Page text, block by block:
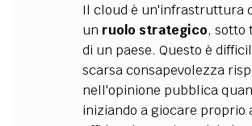
Il cloud è un'infrastruttura
un ruolo strategico, sotto
di un paese. Questo è
scarsa consapevolezza
nell'opinione pubblica
iniziando a giocare